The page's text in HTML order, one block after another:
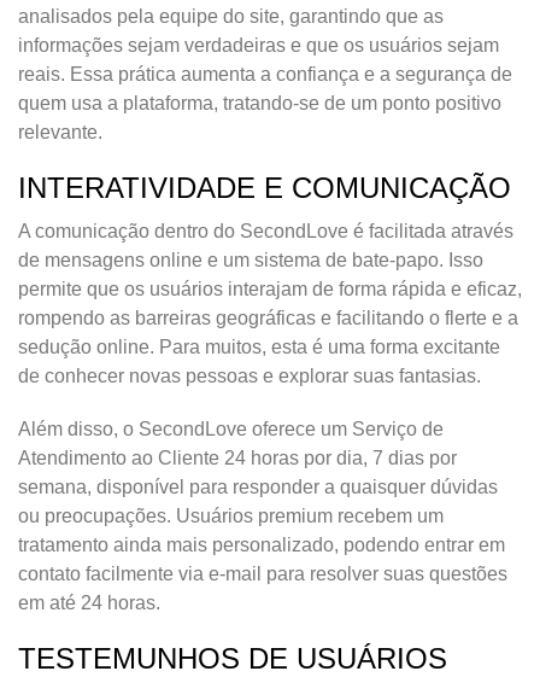
analisados pela equipe do site, garantindo que as
informações sejam verdadeiras e que os usuários sejam
reais. Essa prática aumenta a confiança e a segurança de
quem usa a plataforma, tratando-se de um ponto positivo
relevante.
INTERATIVIDADE E COMUNICAÇÃO
A comunicação dentro do SecondLove é facilitada através
de mensagens online e um sistema de bate-papo. Isso
permite que os usuários interajam de forma rápida e eficaz,
rompendo as barreiras geográficas e facilitando o flerte e a
sedução online. Para muitos, esta é uma forma excitante
de conhecer novas pessoas e explorar suas fantasias.
Além disso, o SecondLove oferece um Serviço de
Atendimento ao Cliente 24 horas por dia, 7 dias por
semana, disponível para responder a quaisquer dúvidas
ou preocupações. Usuários premium recebem um
tratamento ainda mais personalizado, podendo entrar em
contato facilmente via e-mail para resolver suas questões
em até 24 horas.
TESTEMUNHOS DE USUÁRIOS